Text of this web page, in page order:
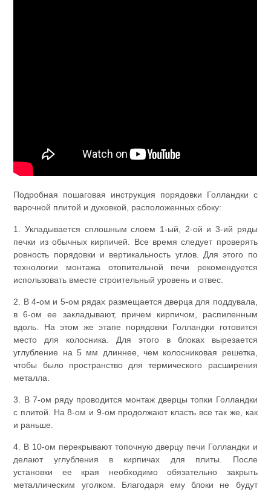
Подробная пошаговая инструкция порядовки Голландки с
варочной плитой и духовкой, расположенных сбоку:
1. Укладывается сплошным слоем 1-ый, 2-ой и 3-ий ряды
печки из обычных кирпичей. Все время следует проверять
ровность порядовки и вертикальность углов. Для этого по
технологии монтажа отопительной печи рекомендуется
использовать вместе строительный уровень и отвес.
2. В 4-ом и 5-ом рядах размещается дверца для поддувала,
в 6-ом ее закладывают, причем кирпичом, распиленным
вдоль. На этом же этапе порядовки Голландки готовится
место для колосника. Для этого в блоках вырезается
углубление на 5 мм длиннее, чем колосниковая решетка,
чтобы было пространство для термического расширения
металла.
3. В 7-ом ряду проводится монтаж дверцы топки Голландки
с плитой. На 8-ом и 9-ом продолжают класть все так же, как
и раньше.
4. В 10-ом перекрывают топочную дверцу печи Голландки и
делают углубления в кирпичах для плиты. После
установки ее края необходимо обязательно закрыть
металлическим уголком. Благодаря ему блоки не будут